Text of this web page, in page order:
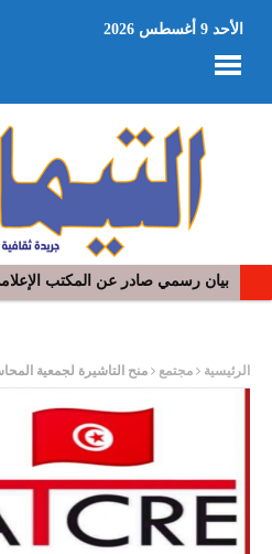
الأحد 9 أغسطس 2026
بيان رسمي صادر عن المكتب
الرئيسية مجتمع منح التاشيرة لجمعية